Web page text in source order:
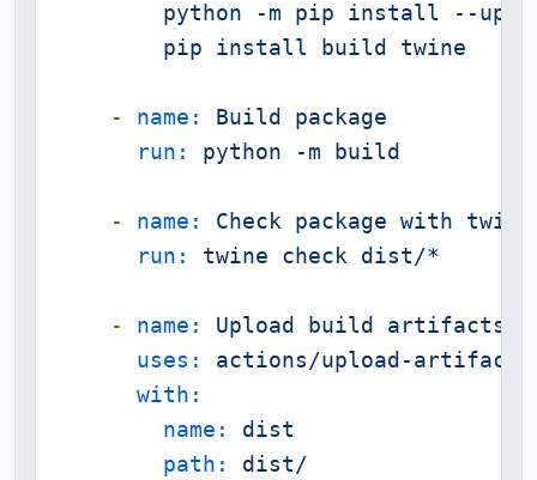
python -m pip install --
- name: Build
package
run:
python -m build
- name: Check package with
twine
run:
twine check dist/*
- name: Upload build
artifacts
uses:
actions/upload-
with:
name:
dist
path:
dist/